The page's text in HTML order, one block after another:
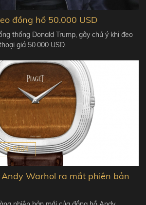
đồng hồ 50.000 USD
thống Donald Trump, gây chú ý khi đeo
giá 50.000 USD.
5604
Warhol ra mắt phiên bản